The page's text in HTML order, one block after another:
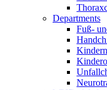
Departments
Fuß-